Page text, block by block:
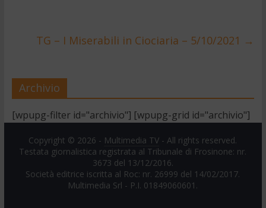
TG – I Miserabili in Ciociaria – 5/10/2021 →
Archivio
[wpupg-filter id="archivio"] [wpupg-grid id="archivio"]
Copyright © 2026 - Multimedia TV - All rights reserved.
Testata giornalistica registrata al Tribunale di Frosinone: nr.
3673 del 13/12/2016.
Società editrice iscritta al Roc: nr. 26999 del 14/02/2017.
Multimedia Srl - P.I. 01849060601.